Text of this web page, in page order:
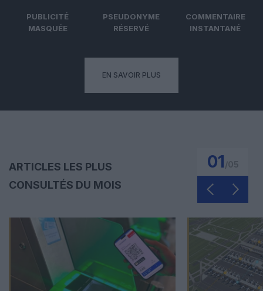
PUBLICITÉ
MASQUÉE
PSEUDONYME
RÉSERVÉ
COMMENTAIRE
INSTANTANÉ
EN SAVOIR PLUS
ARTICLES LES PLUS
CONSULTÉS DU MOIS
01